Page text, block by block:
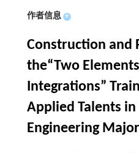
作者信息 +
Construction and
the“Two
Integrations”
Applied Talents
Engineering Major